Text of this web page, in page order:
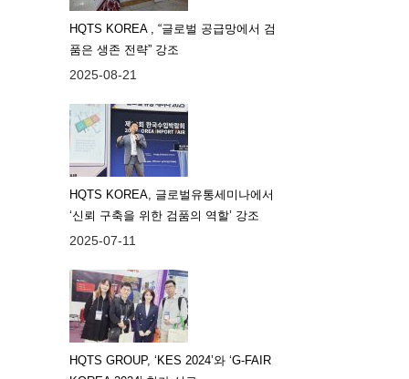
HQTS KOREA , “글로벌 공급망에서 검
품은 생존 전략” 강조
2025-08-21
HQTS KOREA, 글로벌유통세미나에서
‘신뢰 구축을 위한 검품의 역할’ 강조
2025-07-11
HQTS GROUP, ‘KES 2024’와 ‘G-FAIR